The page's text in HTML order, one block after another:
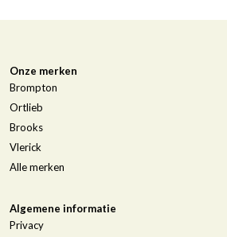
Onze merken
Brompton
Ortlieb
Brooks
Vlerick
Alle merken
Algemene informatie
Privacy